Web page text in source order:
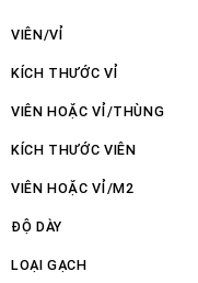
VIÊN/VỈ
KÍCH THƯỚC VỈ
VIÊN HOẶC VỈ/THÙNG
KÍCH THƯỚC VIÊN
VIÊN HOẶC VỈ/M2
ĐỘ DÀY
LOẠI GẠCH